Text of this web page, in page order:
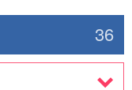
36